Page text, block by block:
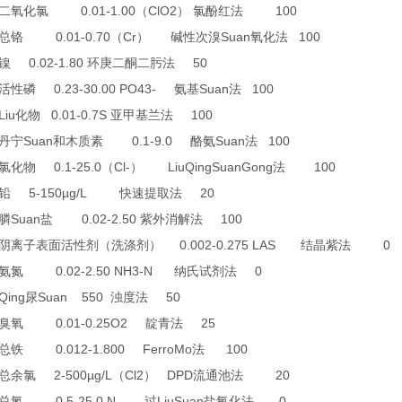
氧化氯 0.01-1.00 （ClO2 ） 氯酚红法 100
铬 0.01-0.70 （Cr） 碱性次溴Suan氧化法 100
0.02-1.80 环庚二酮二肟法 50
性磷 0.23-30.00 PO43- 氨基Suan法 100
化物 0.01-0.7S 亚甲基兰法 100
宁Suan和木质素 0.1-9.0 酪氨Suan法 100
化物 0.1-25.0 （Cl- ） LiuQingSuanGong法 100
5-150µg/L快速提取法 20
Suan盐 0.02-2.50 紫外消解法 100
离子表面活性剂（洗涤剂） 0.002-0.275 LAS 结晶紫法 0
氮 0.02-2.50 NH3-N 纳氏试剂法 0
尿Suan 550 浊度法 50
氧 0.01-0.25O2 靛青法 25
铁 0.012-1.800 FerroMo法 100
余氯 2-500µg/L （Cl2 ） DPD流通池法 20